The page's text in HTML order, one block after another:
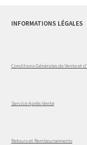
INFORMATIONS LÉGALES
Conditions Générales de Vente et
Service Après-Vente
Retours et Remboursements